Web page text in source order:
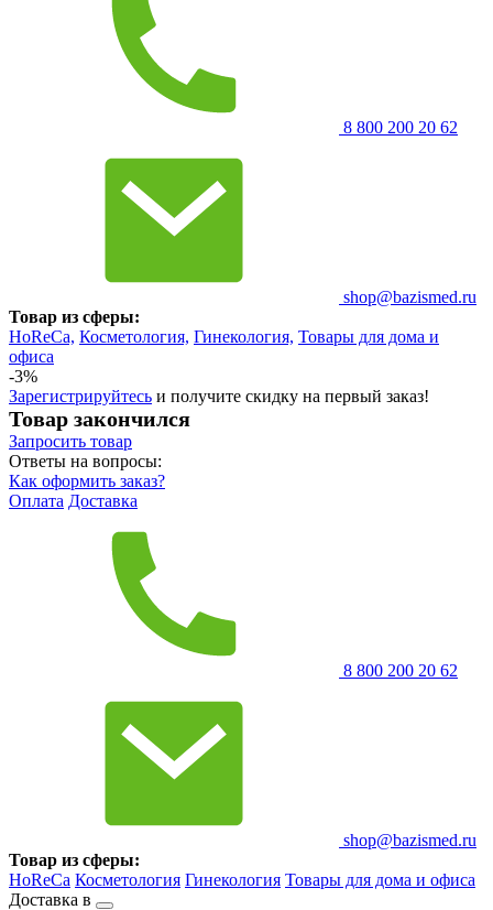
8 800 200 20 62
shop@bazismed.ru
Товар из сферы:
HoReCa, Косметология, Гинекология, Товары для дома и
офиса
-3%
Зарегистрируйтесь и получите скидку на первый заказ!
Товар закончился
Запросить товар
Ответы на вопросы:
Как оформить заказ?
Оплата Доставка
8 800 200 20 62
shop@bazismed.ru
Товар из сферы:
HoReCa Косметология Гинекология Товары для дома и офиса
Доставка в